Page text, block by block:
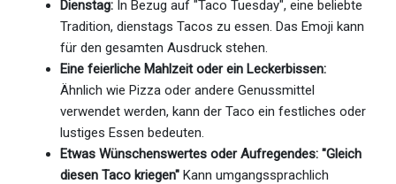
Dienstag: In Bezug auf "Taco Tuesday", eine beliebte
Tradition, dienstags Tacos zu essen. Das Emoji kann
für den gesamten Ausdruck stehen.
Eine feierliche Mahlzeit oder ein Leckerbissen:
Ähnlich wie Pizza oder andere Genussmittel
verwendet werden, kann der Taco ein festliches oder
lustiges Essen bedeuten.
Etwas Wünschenswertes oder Aufregendes: "Gleich
diesen Taco kriegen" Kann umgangssprachlich